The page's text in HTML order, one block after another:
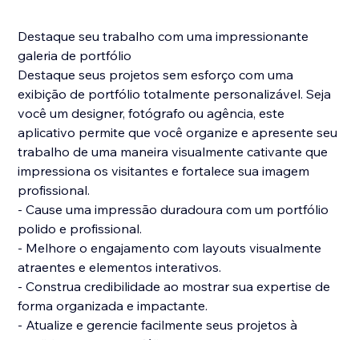
Destaque seu trabalho com uma impressionante
galeria de portfólio
Destaque seus projetos sem esforço com uma
exibição de portfólio totalmente personalizável. Seja
você um designer, fotógrafo ou agência, este
aplicativo permite que você organize e apresente seu
trabalho de uma maneira visualmente cativante que
impressiona os visitantes e fortalece sua imagem
profissional.
- Cause uma impressão duradoura com um portfólio
polido e profissional.
- Melhore o engajamento com layouts visualmente
atraentes e elementos interativos.
- Construa credibilidade ao mostrar sua expertise de
forma organizada e impactante.
- Atualize e gerencie facilmente seus projetos à